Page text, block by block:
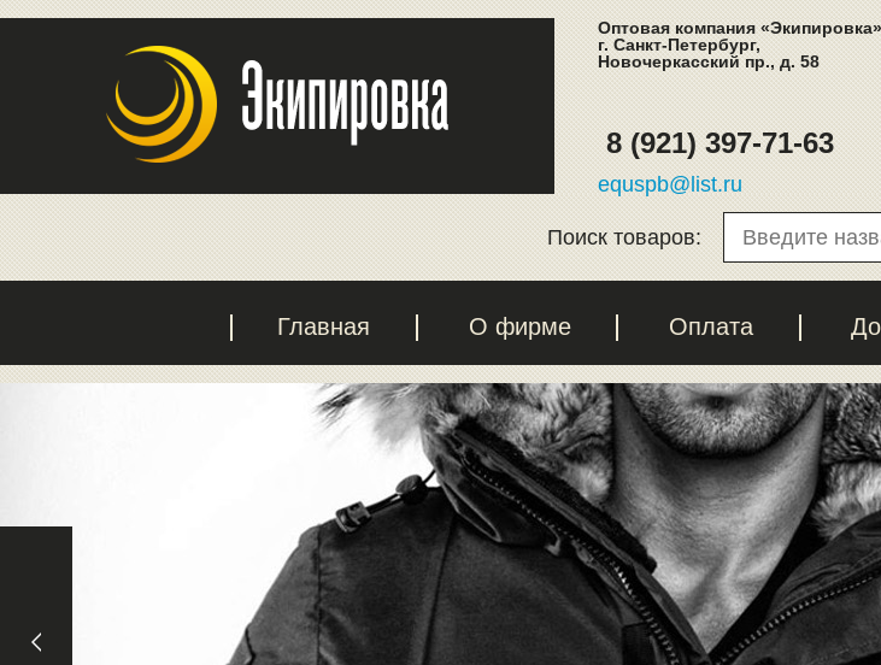
Оптовая компания «Экипировка»
г. Санкт-Петербург,
Новочеркасский пр., д. 58
8 (921) 397-71-63
equspb@list.ru
Поиск товаров:
Главная О фирме Оплата